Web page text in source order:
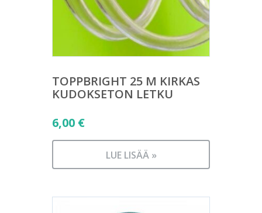
TOPPBRIGHT 25 M KIRKAS
KUDOKSETON LETKU
6,00 €
LUE LISÄÄ »